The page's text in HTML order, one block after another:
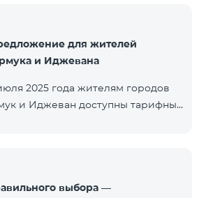
для жителей
и Иджевана
2025 года жителям городов
и Иджеван доступны тарифные
50% скидка на первые 6 месяцев
подписки (12 месяцев).
выбора —